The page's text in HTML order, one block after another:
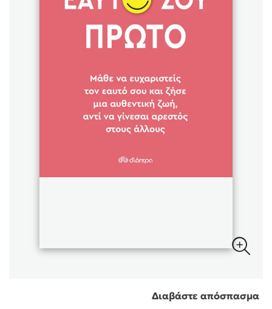
Sebastian Fitzek
Playlist
Κώστας Κρομμύδας
Διαβάστε απόσπασμα